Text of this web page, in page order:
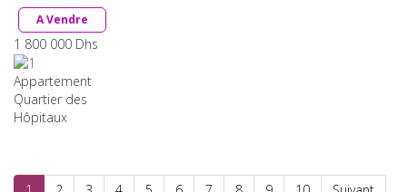
A Vendre
1 800 000 Dhs
Appartement
Quartier des
Hôpitaux